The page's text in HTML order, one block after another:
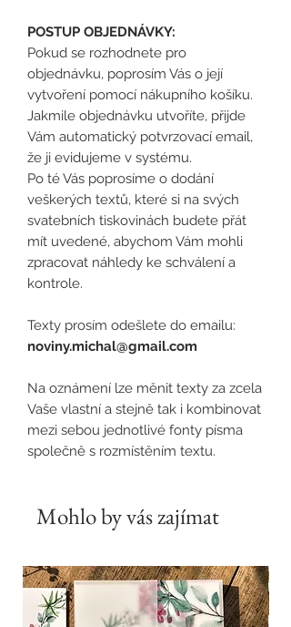
POSTUP OBJEDNÁVKY:
Pokud se rozhodnete pro
objednávku, poprosím Vás o její
vytvoření pomocí nákupního košíku.
Jakmile objednávku utvoříte, přijde
Vám automatický potvrzovací email,
že ji evidujeme v systému.
Po té Vás poprosíme o dodání
veškerých textů, které si na svých
svatebních tiskovinách budete přát
mít uvedené, abychom Vám mohli
zpracovat náhledy ke schválení a
kontrole.
Texty prosím odešlete do emailu:
noviny.michal@gmail.com
Na oznámení lze měnit texty za zcela
Vaše vlastní a stejně tak i kombinovat
mezi sebou jednotlivé fonty písma
společně s rozmístěním textu.
Mohlo by vás zajímat